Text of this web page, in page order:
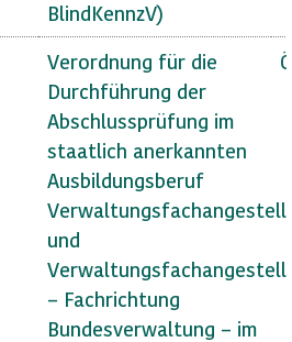
BlindKennzV)
Verordnung für die
Durchführung der
Abschlussprüfung im
staatlich anerkannten
Ausbildungsberuf
und
– Fachrichtung
Bundesverwaltung – im